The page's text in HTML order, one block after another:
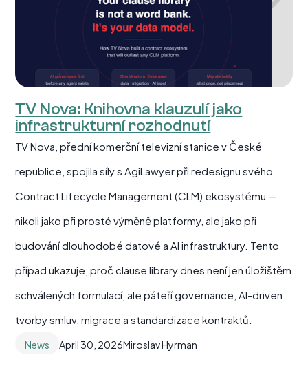
TV Nova: Knihovna klauzulí jako
infrastrukturní rozhodnutí
TV Nova, přední komerční televizní stanice v České
republice, spojila síly s AgiLawyer při redesignu svého
Contract Lifecycle Management (CLM) ekosystému —
nikoli jako při prosté výměně platformy, ale jako při
budování dlouhodobé datové a AI infrastruktury. Tento
případ ukazuje, proč clause library dnes není jen úložištěm
schválených formulací, ale páteří governance, AI-driven
tvorby smluv, migrace a standardizace kontraktů.
News April 30, 2026Miroslav Hyrman